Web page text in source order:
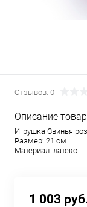
Отзывов: 0
Описание
Игрушка Свинья
Размер: 21 см
Материал: латекс
1 003